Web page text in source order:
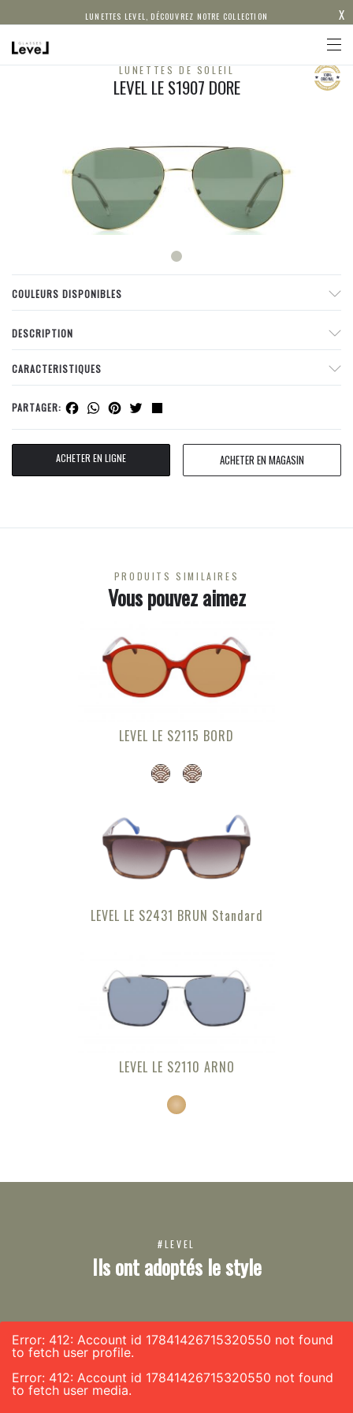
LUNETTES LEVEL, DÉCOUVREZ NOTRE COLLECTION X
LUNETTES DE SOLEIL
LEVEL LE S1907 DORE
COULEURS DISPONIBLES
DESCRIPTION
CARACTERISTIQUES
PARTAGER: Facebook
WhatsApp
Pinterest
Twitter
ACHETER EN LIGNE ACHETER EN MAGASIN
PRODUITS SIMILAIRES
Vous pouvez aimez
LEVEL LE S2115 BORD
LEVEL LE S2431 BRUN Standard
LEVEL LE S2110 ARNO
#LEVEL
Ils ont adoptés le style
Error: 412: Account id 17841426715320550 not found
to fetch user profile.
Error: 412: Account id 17841426715320550 not found
to fetch user media.